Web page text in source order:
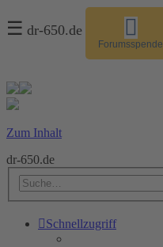
☰ dr-650.de
Forumsspende
Zum Inhalt
dr-650.de
Schnellzugriff